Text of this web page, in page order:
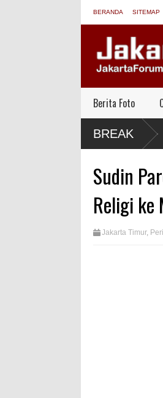
BERANDA SITEMAP
Berita Foto
BREAK
Sudin
Religi ke
Jakarta Timur,